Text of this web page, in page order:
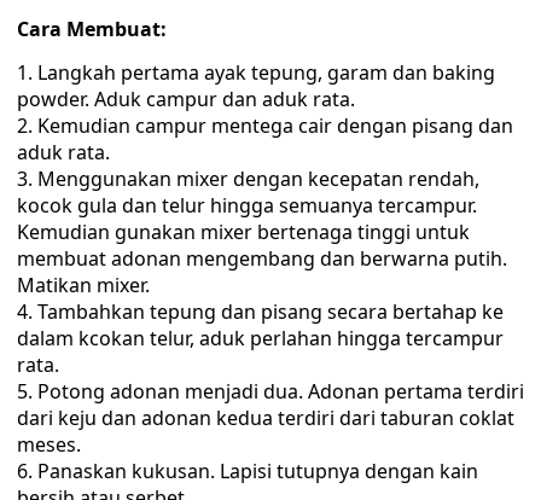
Cara Membuat:
Langkah pertama ayak tepung, garam dan baking
powder. Aduk campur dan aduk rata.
Kemudian campur mentega cair dengan pisang dan
aduk rata.
Menggunakan mixer dengan kecepatan rendah,
kocok gula dan telur hingga semuanya tercampur.
Kemudian gunakan mixer bertenaga tinggi untuk
membuat adonan mengembang dan berwarna putih.
Matikan mixer.
Tambahkan tepung dan pisang secara bertahap ke
dalam kcokan telur, aduk perlahan hingga tercampur
rata.
Potong adonan menjadi dua. Adonan pertama terdiri
dari keju dan adonan kedua terdiri dari taburan coklat
meses.
Panaskan kukusan. Lapisi tutupnya dengan kain